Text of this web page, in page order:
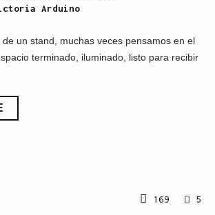
Arduino
un stand, muchas veces pensamos en el
terminado, iluminado, listo para recibir
169 5